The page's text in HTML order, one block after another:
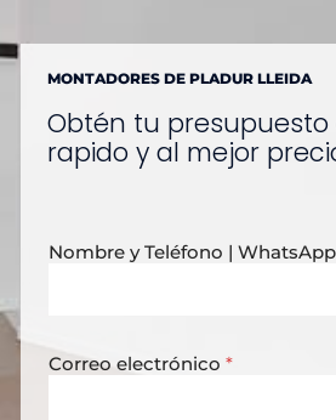
MONTADORES DE PLADUR LLEIDA
Obtén tu presupuesto
rapido y al mejor
r
i
Nombre y Teléfono | WhatsApp
Correo electrónico *